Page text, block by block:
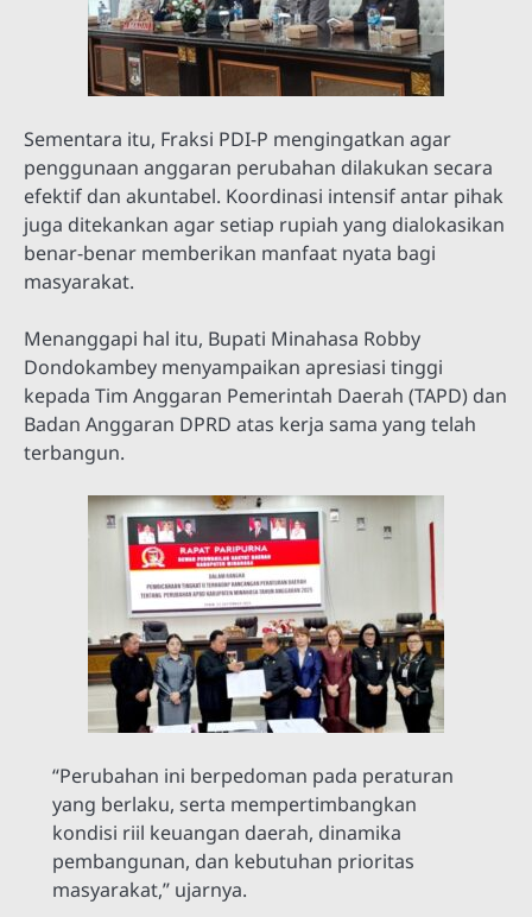
Sementara itu, Fraksi PDI-P mengingatkan agar
penggunaan anggaran perubahan dilakukan secara
efektif dan akuntabel. Koordinasi intensif antar pihak
juga ditekankan agar setiap rupiah yang dialokasikan
benar-benar memberikan manfaat nyata bagi
masyarakat.
Menanggapi hal itu, Bupati Minahasa Robby
Dondokambey menyampaikan apresiasi tinggi
kepada Tim Anggaran Pemerintah Daerah (TAPD) dan
Badan Anggaran DPRD atas kerja sama yang telah
terbangun.
“Perubahan ini berpedoman pada peraturan
yang berlaku, serta mempertimbangkan
kondisi riil keuangan daerah, dinamika
pembangunan, dan kebutuhan prioritas
masyarakat,” ujarnya.